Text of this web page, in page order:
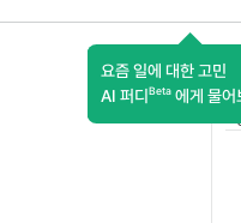
요즘 일에 대한 고민
AI 퍼디 Beta 에게 물어